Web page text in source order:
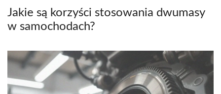
Jakie są korzyści stosowania dwumasy
w samochodach?